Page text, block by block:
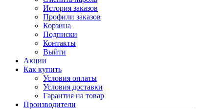
История заказов
Профили заказов
Корзина
Подписки
Контакты
Выйти
Акции
Как купить
Условия оплаты
Условия доставки
Гарантия на товар
Производители